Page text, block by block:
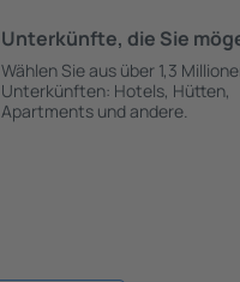
Unterkünfte, die Sie
Wählen Sie aus über 1,3
Unterkünften: Hotels, Hütten,
Apartments und andere.